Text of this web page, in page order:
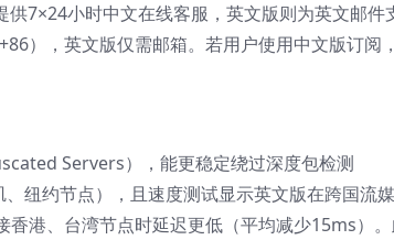
7×24小时中文在线客服，英文版则为英文邮件
），英文版仅需邮箱。若用户使用中文版订阅
Servers），能更稳定绕过深度包检测
、纽约节点），且速度测试显示英文版在跨国流
港、台湾节点时延迟更低（平均减少15ms）